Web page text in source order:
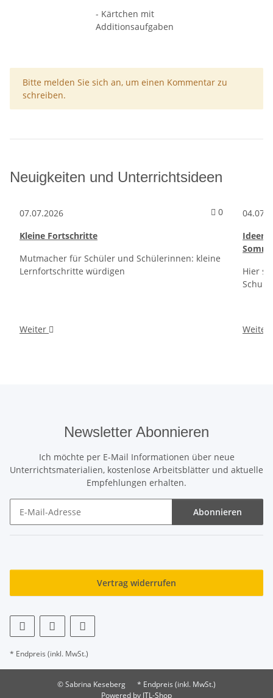
- Kärtchen mit
Additionsaufgaben
x
Bitte melden Sie sich an, um einen Kommentar zu
schreiben.
Neuigkeiten und Unterrichtsideen
07.07.2026 0
Kleine Fortschritte
Mutmacher für Schüler und Schülerinnen: kleine
Lernfortschritte würdigen
Weiter
Ideen
Hier
Weiter
Newsletter Abonnieren
Ich möchte per E-Mail Informationen über neue
Unterrichtsmaterialien, kostenlose Arbeitsblätter und aktuelle
Empfehlungen erhalten.
Abonnieren
Vertrag widerrufen
* Endpreis (inkl. MwSt.)
© Sabrina Keseberg
* Endpreis (inkl. MwSt.)
Powered by JTL-Shop